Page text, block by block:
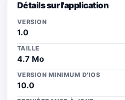
Détails sur l'application
VERSION
1.0
TAILLE
4.7 Mo
VERSION MINIMUM D'IOS
10.0